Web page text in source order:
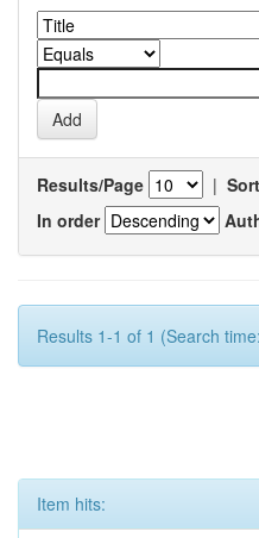
Results/Page |
In order
Results 1-1 of 1 (Search
Item hits: